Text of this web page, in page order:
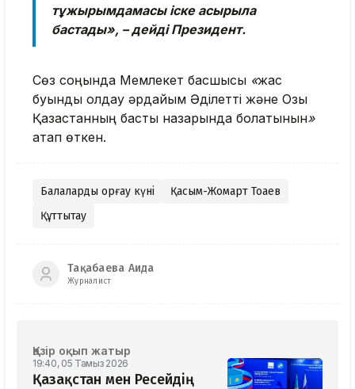
тұжырымдамасы іске асырыла
бастады», – дейді Президент.
Сөз соңында Мемлекет басшысы «жас
буынды қолдау әрдайым Әділетті және Озық
Қазақстанның басты назарында болатынын»
атап өткен.
Балаларды қорғау күні
Қасым-Жомарт Тоқаев
Құттықтау
Тақабаева Аида
Журналист
Қазір оқып жатыр
19:40, 05 Тамыз 2026
Қазақстан мен Ресейдің